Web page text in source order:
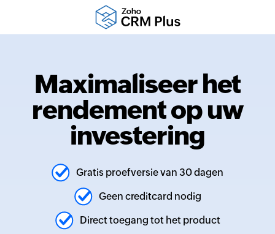
Maximaliseer het
rendement op uw
investering
Gratis proefversie van 30 dagen
Geen creditcard nodig
Direct toegang tot het product